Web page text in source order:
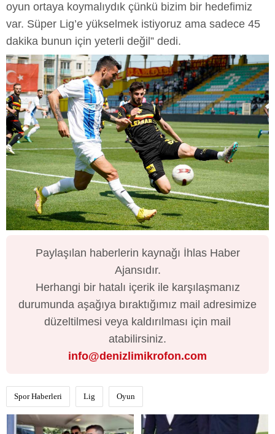
oyun ortaya koymalıydık çünkü bizim bir hedefimiz
var. Süper Lig’e yükselmek istiyoruz ama sadece 45
dakika bunun için yeterli değil” dedi.
Paylaşılan haberlerin kaynağı İhlas Haber
Ajansıdır.
Herhangi bir hatalı içerik ile karşılaşmanız
durumunda aşağıya bıraktığımız mail adresimize
düzeltilmesi veya kaldırılması için mail
atabilirsiniz.
info@denizlimikrofon.com
Spor Haberleri Lig Oyun